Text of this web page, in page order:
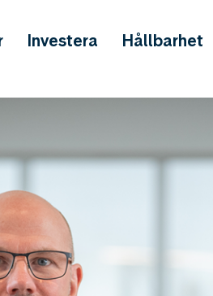
Investera Hållbarhet